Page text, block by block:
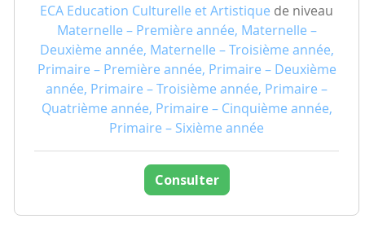
ECA Education Culturelle et Artistique de niveau
Maternelle – Première année, Maternelle –
Deuxième année, Maternelle – Troisième année,
Primaire – Première année, Primaire – Deuxième
année, Primaire – Troisième année, Primaire –
Quatrième année, Primaire – Cinquième année,
Primaire – Sixième année
Consulter